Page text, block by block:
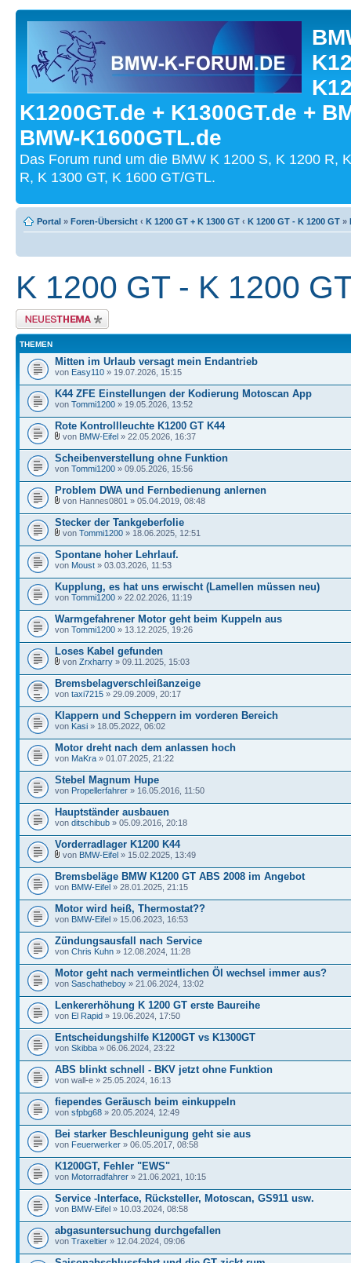
K1200GT.de + K1300GT.de +
BMW-K1600GTL.de
Das Forum rund um die BMW K 1200 S, K 1200 R,
R, K 1300 GT, K 1600 GT/GTL.
Portal » Foren-Übersicht ‹ K 1200 GT + K 1300 GT ‹ K 1200 GT - K 1200 GT »
K 1200 GT - K 1200
Neues Thema erstellen
THEMEN
Mitten im Urlaub versagt mein Endantrieb
von Easy110 » 19.07.2026, 15:15
K44 ZFE Einstellungen der Kodierung Motoscan App
von Tommi1200 » 19.05.2026, 13:52
Rote Kontrollleuchte K1200 GT K44
von BMW-Eifel » 22.05.2026, 16:37
Scheibenverstellung ohne Funktion
von Tommi1200 » 09.05.2026, 15:56
Problem DWA und Fernbedienung anlernen
von Hannes0801 » 05.04.2019, 08:48
Stecker der Tankgeberfolie
von Tommi1200 » 18.06.2025, 12:51
Spontane hoher Lehrlauf.
von Moust » 03.03.2026, 11:53
Kupplung, es hat uns erwischt (Lamellen müssen neu)
von Tommi1200 » 22.02.2026, 11:19
Warmgefahrener Motor geht beim Kuppeln aus
von Tommi1200 » 13.12.2025, 19:26
Loses Kabel gefunden
von Zrxharry » 09.11.2025, 15:03
Bremsbelagverschleißanzeige
von taxi7215 » 29.09.2009, 20:17
Klappern und Scheppern im vorderen Bereich
von Kasi » 18.05.2022, 06:02
Motor dreht nach dem anlassen hoch
von MaKra » 01.07.2025, 21:22
Stebel Magnum Hupe
von Propellerfahrer » 16.05.2016, 11:50
Hauptständer ausbauen
von ditschibub » 05.09.2016, 20:18
Vorderradlager K1200 K44
von BMW-Eifel » 15.02.2025, 13:49
Bremsbeläge BMW K1200 GT ABS 2008 im Angebot
von BMW-Eifel » 28.01.2025, 21:15
Motor wird heiß, Thermostat??
von BMW-Eifel » 15.06.2023, 16:53
Zündungsausfall nach Service
von Chris Kuhn » 12.08.2024, 11:28
Motor geht nach vermeintlichen Öl wechsel immer aus?
von Saschatheboy » 21.06.2024, 13:02
Lenkererhöhung K 1200 GT erste Baureihe
von El Rapid » 19.06.2024, 17:50
Entscheidungshilfe K1200GT vs K1300GT
von Skibba » 06.06.2024, 23:22
ABS blinkt schnell - BKV jetzt ohne Funktion
von wall-e » 25.05.2024, 16:13
fiependes Geräusch beim einkuppeln
von sfpbg68 » 20.05.2024, 12:49
Bei starker Beschleunigung geht sie aus
von Feuerwerker » 06.05.2017, 08:58
K1200GT, Fehler "EWS"
von Motorradfahrer » 21.06.2021, 10:15
Service -Interface, Rücksteller, Motoscan, GS911 usw.
von BMW-Eifel » 10.03.2024, 08:58
abgasuntersuchung durchgefallen
von Traxeltier » 12.04.2024, 09:06